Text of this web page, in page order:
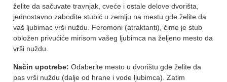
želite da sačuvate travnjak, cveće i ostale delove dvorišta,
jednostavno zabodite stubić u zemlju na mestu gde želite da
vaš ljubimac vrši nuždu. Feromoni (atraktanti), čime je stub
obložen privućiće mirisom vašeg ljubimca na željeno mesto da
vrši nuždu.
Način upotrebe: Odaberite mesto u dvorištu gde želite da
pas vrši nuždu (dalje od hrane i vode ljubimca). Zatim